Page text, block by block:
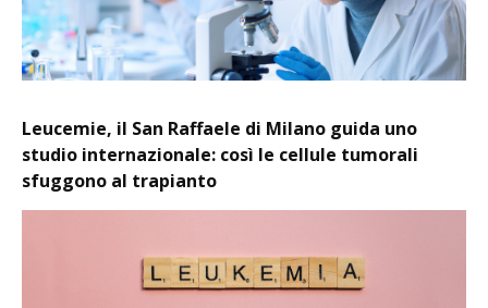
Leucemie, il San Raffaele di Milano guida uno
studio internazionale: così le cellule tumorali
sfuggono al trapianto